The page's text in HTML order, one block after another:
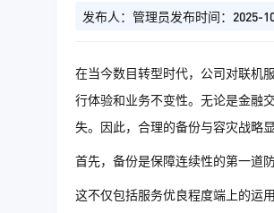
发布人：管理员发布时间：2025-
在当今数目转型时代，公司对联机
行体验和业务不变性。无论是金融
失。因此，合理的备份与容灾战略
首先，备份是保障连续性的第一道防
这不仅包括服务优良程度端上的运